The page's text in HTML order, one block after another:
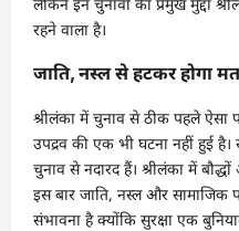
रहने वाला है।
जाति, नस्ल से हटकर होगा
श्रीलंका में चुनाव से ठीक पहले ऐसा
उपद्रव की एक भी घटना नहीं हुई
चुनाव से नदारद हैं। श्रीलंका में
इस बार जाति, नस्ल और सामाजिक
संभावना है क्योंकि सुरक्षा एक